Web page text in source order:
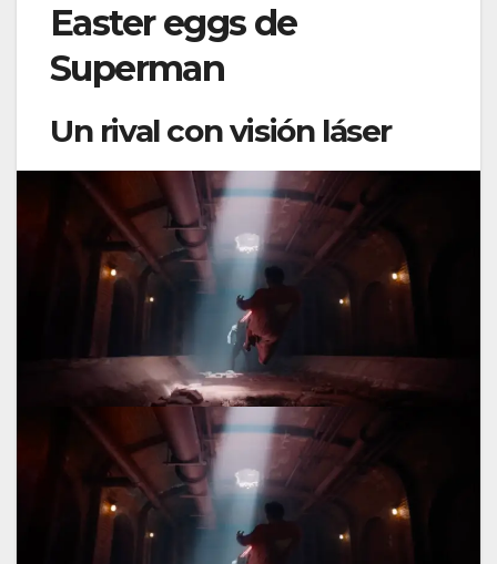
Easter eggs de
Superman
Un rival con visión láser